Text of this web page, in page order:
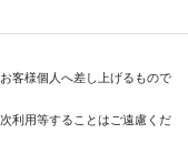
客様個人へ差し上げるもので
利用等することはご遠慮くだ